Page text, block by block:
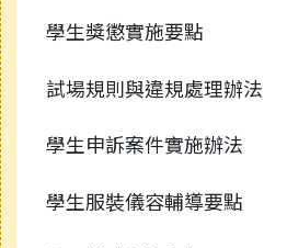
學生獎懲實施要點
試場規則與違規處理辦法
學生申訴案件實施辦法
學生服裝儀容輔導要點